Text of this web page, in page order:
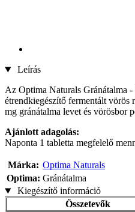
Leírás
Az Optima Naturals Gránátalma
étrendkiegészítő fermentált
mg gránátalma levet és vörösbor
Ajánlott adagolás:
Naponta 1 tabletta megfelelő
Márka: Optima Naturals
Optima: Gránátalma
Kiegészítő információ
Összetevők